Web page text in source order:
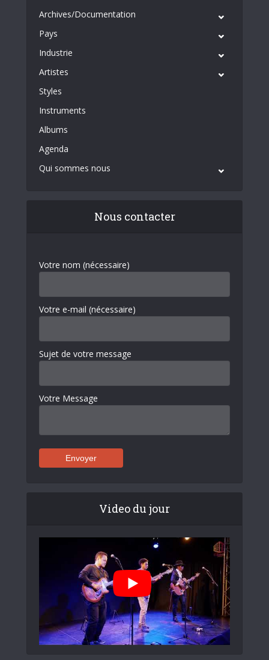
Archives/Documentation
Pays
Industrie
Artistes
Styles
Instruments
Albums
Agenda
Qui sommes nous
Nous contacter
Votre nom (nécessaire)
Votre e-mail (nécessaire)
Sujet de votre message
Votre Message
Video du jour